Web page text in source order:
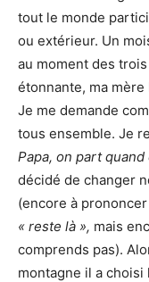
tout le monde
ou extérieur. Un
au moment des
étonnante, ma
Je me demande
tous ensemble. Je
Papa, on part quand
décidé de changer
(encore à
« reste là », mais
comprends pas).
montagne il a choisi